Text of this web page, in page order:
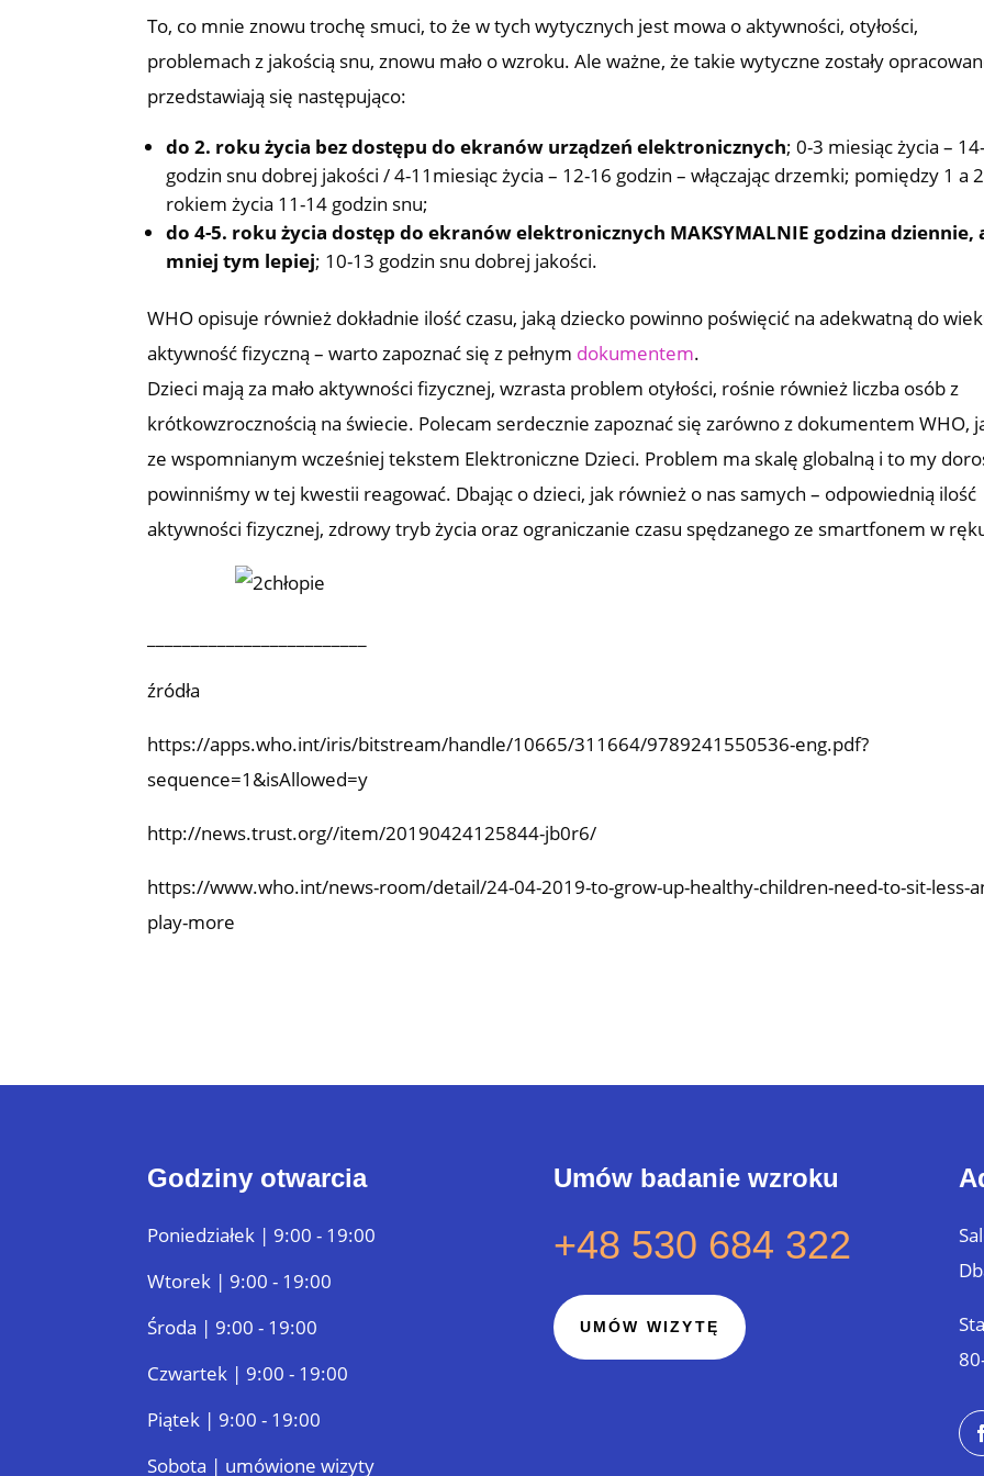
To, co mnie znowu trochę smuci, to że w tych wytycznych jest mowa o aktywności, otyłości,
problemach z jakością snu, znowu mało o wzroku. Ale ważne, że takie wytyczne zostały
przedstawiają się następująco:
do 2. roku życia bez dostępu do ekranów urządzeń elektronicznych; 0-3 miesiąc życia –
godzin snu dobrej jakości / 4-11miesiąc życia – 12-16 godzin – włączając drzemki; pomiędzy 1 a 2
rokiem życia 11-14 godzin snu;
do 4-5. roku życia dostęp do ekranów elektronicznych MAKSYMALNIE godzina dziennie,
mniej tym lepiej; 10-13 godzin snu dobrej jakości.
WHO opisuje również dokładnie ilość czasu, jaką dziecko powinno poświęcić na adekwatną do
aktywność fizyczną – warto zapoznać się z pełnym dokumentem.
Dzieci mają za mało aktywności fizycznej, wzrasta problem otyłości, rośnie również liczba osób z
krótkowzrocznością na świecie. Polecam serdecznie zapoznać się zarówno z dokumentem WHO,
ze wspomnianym wcześniej tekstem Elektroniczne Dzieci. Problem ma skalę globalną i to my
powinniśmy w tej kwestii reagować. Dbając o dzieci, jak również o nas samych – odpowiednią ilość
aktywności fizycznej, zdrowy tryb życia oraz ograniczanie czasu spędzanego ze smartfonem w
źródła
https://apps.who.int/iris/bitstream/handle/10665/311664/9789241550536-eng.pdf?
sequence=1&isAllowed=y
http://news.trust.org//item/20190424125844-jb0r6/
https://www.who.int/news-room/detail/24-04-2019-to-grow-up-healthy-children-need-to-sit-less-
play-more
Godziny otwarcia
Poniedziałek | 9:00 - 19:00
Wtorek | 9:00 - 19:00
Środa | 9:00 - 19:00
Czwartek | 9:00 - 19:00
Piątek | 9:00 - 19:00
Sobota | umówione wizyty
Umów badanie wzroku
+48 530 684 322
UMÓW WIZYTĘ